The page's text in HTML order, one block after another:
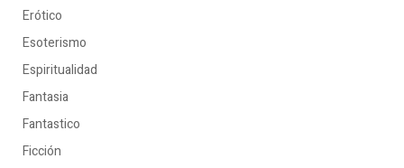
Erótico
Esoterismo
Espiritualidad
Fantasia
Fantastico
Ficción